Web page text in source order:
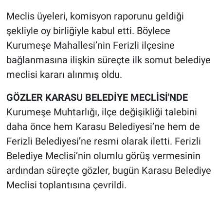
Meclis üyeleri, komisyon raporunu geldiği
şekliyle oy birliğiyle kabul etti. Böylece
Kurumeşe Mahallesi’nin Ferizli ilçesine
bağlanmasına ilişkin süreçte ilk somut belediye
meclisi kararı alınmış oldu.
GÖZLER KARASU BELEDİYE MECLİSİ'NDE
Kurumeşe Muhtarlığı, ilçe değişikliği talebini
daha önce hem Karasu Belediyesi’ne hem de
Ferizli Belediyesi’ne resmi olarak iletti. Ferizli
Belediye Meclisi’nin olumlu görüş vermesinin
ardından süreçte gözler, bugün Karasu Belediye
Meclisi toplantısına çevrildi.